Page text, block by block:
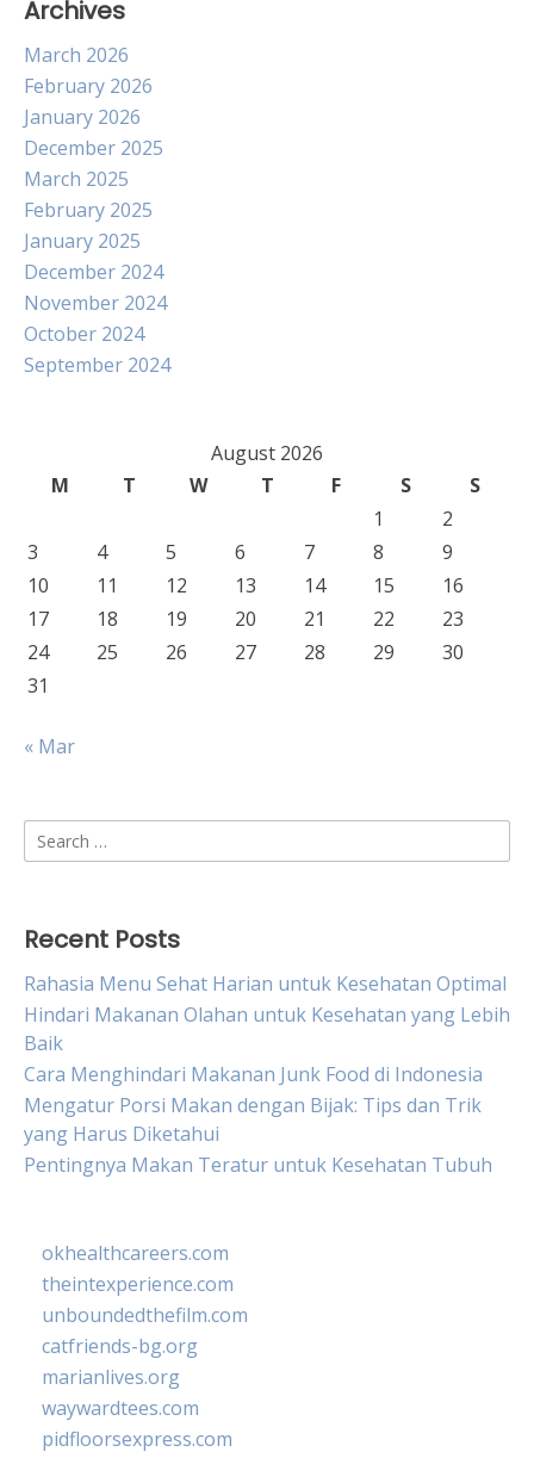
Archives
March 2026
February 2026
January 2026
December 2025
March 2025
February 2025
January 2025
December 2024
November 2024
October 2024
September 2024
August 2026
M
T W T F S
S
1
2
3
4 5 6 7 8
9
10
11 12 13 14 15
16
17
18 19 20 21 22
23
24
25 26 27 28 29
30
31
« Mar
Search
for:
Recent Posts
Rahasia Menu Sehat Harian untuk Kesehatan Optimal
Hindari Makanan Olahan untuk Kesehatan yang Lebih
Baik
Cara Menghindari Makanan Junk Food di Indonesia
Mengatur Porsi Makan dengan Bijak: Tips dan Trik
yang Harus Diketahui
Pentingnya Makan Teratur untuk Kesehatan Tubuh
okhealthcareers.com
theintexperience.com
unboundedthefilm.com
catfriends-bg.org
marianlives.org
waywardtees.com
pidfloorsexpress.com